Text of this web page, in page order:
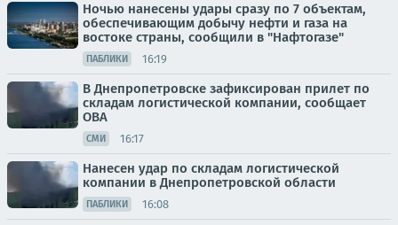
Ночью нанесены удары сразу по 7 объектам,
обеспечивающим добычу нефти и газа на
востоке страны, сообщили в "Нафтогазе"
ПАБЛИКИ 16:19
В Днепропетровске зафиксирован прилет по
складам логистической компании, сообщает
ОВА
СМИ 16:17
Нанесен удар по складам логистической
компании в Днепропетровской области
ПАБЛИКИ 16:08